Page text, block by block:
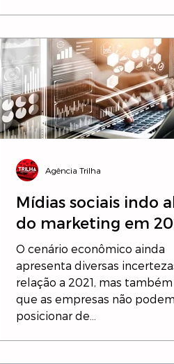
Mídias sociais indo
do marketing em
O cenário econômico ainda
apresenta diversas
relação a 2021, mas também
que as empresas não
posicionar de...
Agência Trilha